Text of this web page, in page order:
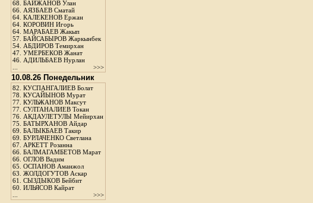
68. БАЙЖАНОВ Улан
66. АЯЗБАЕВ Сматай
64. КАЛЕКЕНОВ Ержан
64. КОРОВИН Игорь
64. МАРАБАЕВ Жакып
57. БАЙСАБЫРОВ Жаркынбек
54. АБДИРОВ Темирхан
47. УМЕРБЕКОВ Жанат
46. АДИЛЬБАЕВ Нурлан
>>>
10.08.26 Понедельник
82. КУСПАНГАЛИЕВ Болат
78. КУСАЙЫНОВ Мурат
77. КУЛЬЖАНОВ Максут
77. СУЛТАНАЛИЕВ Токан
76. АКДАУЛЕТУЛЫ Мейирхан
75. БАТЫРХАНОВ Айдар
69. БАЛЫКБАЕВ Такир
69. БУРЛАЧЕНКО Светлана
67. АРКЕТТ Розанна
66. БАЛМАГАМБЕТОВ Марат
66. ОГЛОВ Вадим
65. ОСПАНОВ Аманжол
63. ЖОЛДОГУТОВ Аскар
61. СЫЗДЫКОВ Бейбит
60. ИЛЬЯСОВ Кайрат
>>>